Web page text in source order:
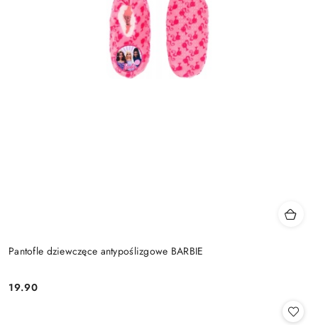
Pantofle dziewczęce antypoślizgowe BARBIE
Cena:
19.90